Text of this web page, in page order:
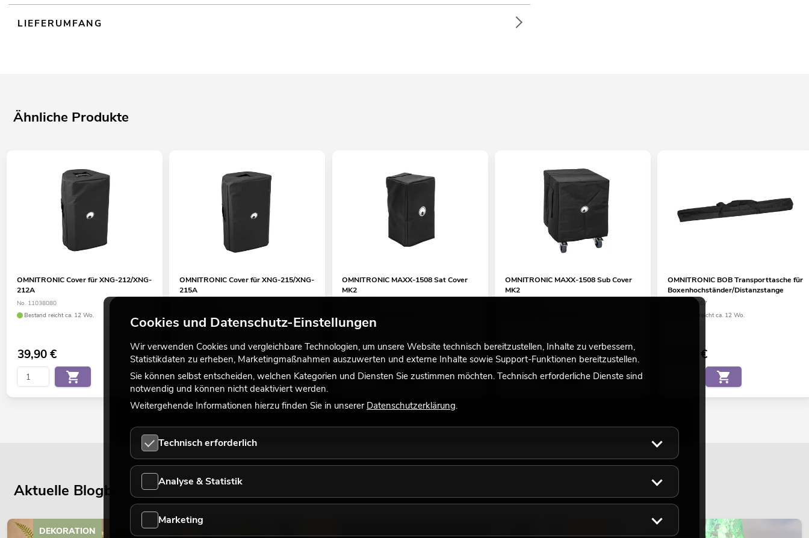
LIEFERUMFANG
Ähnliche Produkte
OMNITRONIC Cover für XNG-212/XNG-
212A
No. 11038080
Bestand reicht ca. 12 Wo.
39,90€
OMNITRONIC Cover für XNG-215/XNG-
215A
46,90€
OMNITRONIC MAXX-1508 Sat Cover
MK2
29,90€
OMNITRONIC MAXX-1508 Sub Cover
MK2
79,90€
OMNITRONIC BOB Transporttasche für
Boxenhochständer/Distanzstange
No. 11038867
Bestand reicht ca. 12 Wo.
€
Aktuelle Blogbeiträge
DEKORATION
Cookies und Datenschutz-Einstellungen
Wir verwenden Cookies und vergleichbare Technologien, um unsere Website technisch bereitzustellen, Inhalte zu verbessern,
Statistikdaten zu erheben, Marketingmaßnahmen auszuwerten und externe Inhalte sowie Support-Funktionen bereitzustellen.
Sie können selbst entscheiden, welchen Kategorien und Diensten Sie zustimmen möchten. Technisch erforderliche Dienste sind
notwendig und können nicht deaktiviert werden.
Weitergehende Informationen hierzu finden Sie in unserer Datenschutzerklärung.
Technisch erforderlich
Analyse & Statistik
Marketing